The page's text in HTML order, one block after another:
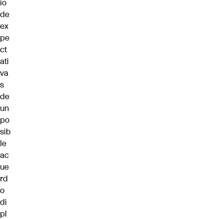
io
de
ex
pe
ct
ati
va
s
de
un
po
sib
le
ac
ue
rd
o
di
pl